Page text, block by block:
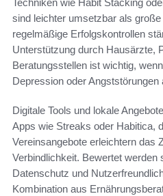
Techniken wie Habit Stacking
sind leichter umsetzbar als
regelmäßige Erfolgskontrollen
Unterstützung durch Hausärzte,
Beratungsstellen ist wichtig,
Depression oder Angststörungen
Digitale Tools und lokale
Apps wie Streaks oder Habitica,
Vereinsangebote erleichtern das
Verbindlichkeit. Bewertet werden
Datenschutz und
Kombination aus